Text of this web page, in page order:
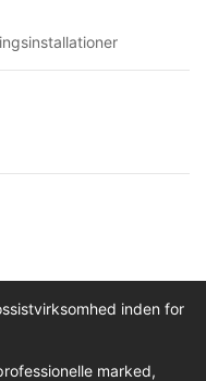
inden for
marked,